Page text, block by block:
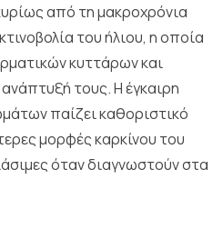
από τη μακροχρόνια
του ήλιου, η οποία
κυττάρων και
τους. Η έγκαιρη
παίζει καθοριστικό
μορφές καρκίνου του
όταν διαγνωστούν στα